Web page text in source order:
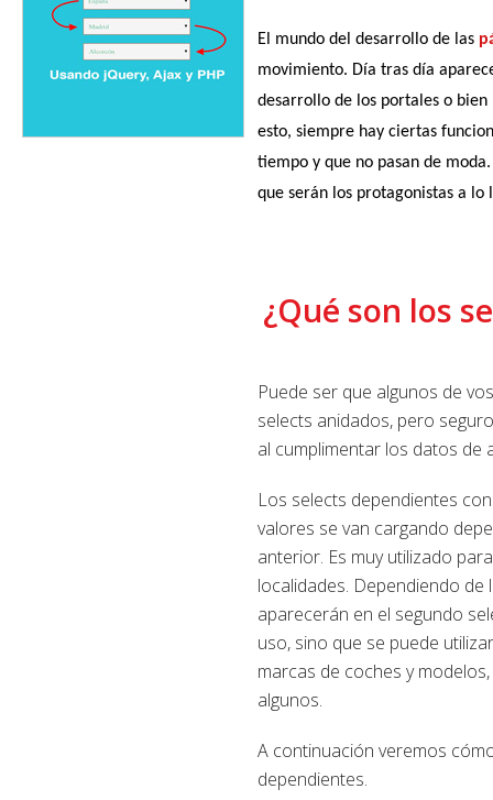
El mundo del desarrollo de las
movimiento. Día tras día
desarrollo de los portales o
esto, siempre hay ciertas
tiempo y que no pasan de
que serán los protagonistas a
¿Qué son los
Puede ser que algunos de
selects anidados, pero
al cumplimentar los datos de
Los selects dependientes
valores se van cargando
anterior. Es muy utilizado
localidades. Dependiendo de
aparecerán en el segundo
uso, sino que se puede
marcas de coches y
algunos.
A continuación veremos
dependientes.